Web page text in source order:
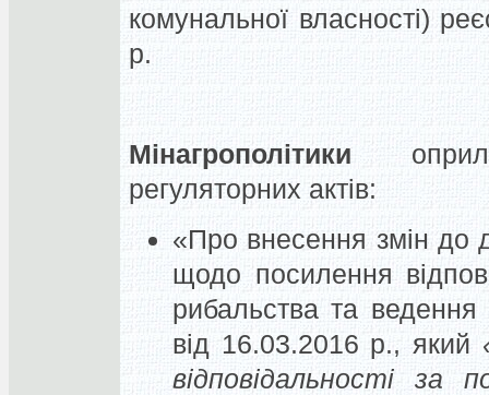
комунальної власності)
р.
Мінагрополітики
регуляторних актів:
«Про внесення змін до
щодо посилення
рибальства та
від 16.03.2016 р., який
відповідальності за